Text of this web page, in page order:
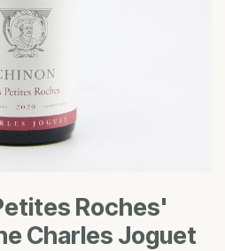
Roches'
Charles Joguet